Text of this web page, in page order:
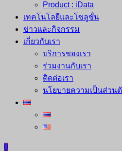
Product : iData
เทคโนโลยีและโซลูชั่น
ข่าวและกิจกรรม
เกี่ยวกับเรา
บริการของเรา
ร่วมงานกับเรา
ติดต่อเรา
นโยบายความเป็นส่วน
0